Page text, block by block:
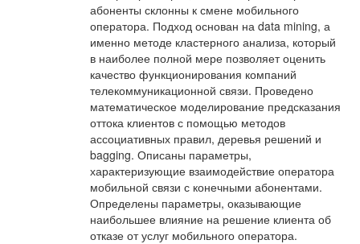
абоненты склонны к смене мобильного
оператора. Подход основан на data mining, а
именно методе кластерного анализа, который
в наиболее полной мере позволяет оценить
качество функционирования компаний
телекоммуникационной связи. Проведено
математическое моделирование предсказания
оттока клиентов с помощью методов
ассоциативных правил, деревья решений и
bagging. Описаны параметры,
характеризующие взаимодействие оператора
мобильной связи с конечными абонентами.
Определены параметры, оказывающие
наибольшее влияние на решение клиента об
отказе от услуг мобильного оператора.